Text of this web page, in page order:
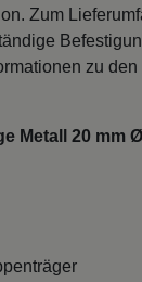
Zum
zu
Metall 20 mm